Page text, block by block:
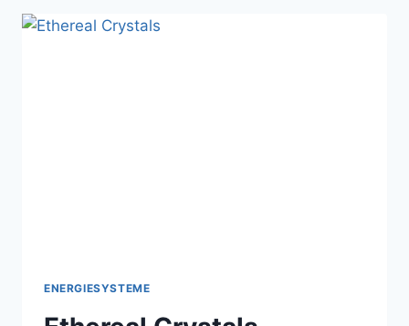
BEI
STRESS
ENERGIESYSTEME